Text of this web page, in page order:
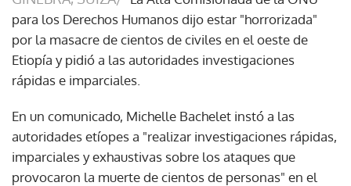
para los Derechos Humanos dijo estar "horrorizada"
por la masacre de cientos de civiles en el oeste de
Etiopía y pidió a las autoridades investigaciones
rápidas e imparciales.
En un comunicado, Michelle Bachelet instó a las
autoridades etíopes a "realizar investigaciones rápidas,
imparciales y exhaustivas sobre los ataques que
provocaron la muerte de cientos de personas" en el